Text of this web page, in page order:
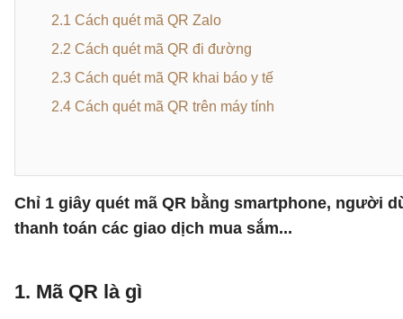
2.1 Cách quét mã QR Zalo
2.2 Cách quét mã QR đi đường
2.3 Cách quét mã QR khai báo y tế
2.4 Cách quét mã QR trên máy tính
Chỉ 1 giây quét mã QR bằng smartphone, người
thanh toán các giao dịch mua sắm...
1. Mã QR là gì